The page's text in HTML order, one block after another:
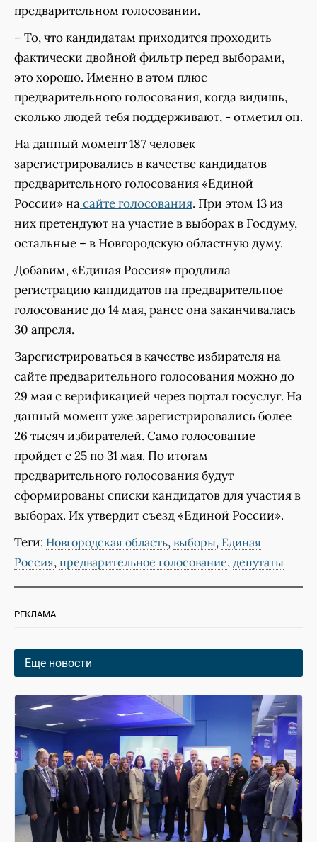
предварительном голосовании.
– То, что кандидатам приходится проходить
фактически двойной фильтр перед выборами,
это хорошо. Именно в этом плюс
предварительного голосования, когда видишь,
сколько людей тебя поддерживают, - отметил он.
На данный момент 187 человек
зарегистрировались в качестве кандидатов
предварительного голосования «Единой
России» насайте голосования. При этом 13 из
них претендуют на участие в выборах в Госдуму,
остальные – в Новгородскую областную думу.
Добавим, «Единая Россия» продлила
регистрацию кандидатов на предварительное
голосование до 14 мая, ранее она заканчивалась
30 апреля.
Зарегистрироваться в качестве избирателя на
сайте предварительного голосования можно до
29 мая с верификацией через портал госуслуг. На
данный момент уже зарегистрировались более
26 тысяч избирателей. Само голосование
пройдет с 25 по 31 мая. По итогам
предварительного голосования будут
сформированы списки кандидатов для участия в
выборах. Их утвердит съезд «Единой России».
Теги: Новгородская область, выборы, Единая
Россия, предварительное голосование, депутаты
РЕКЛАМА
Еще новости